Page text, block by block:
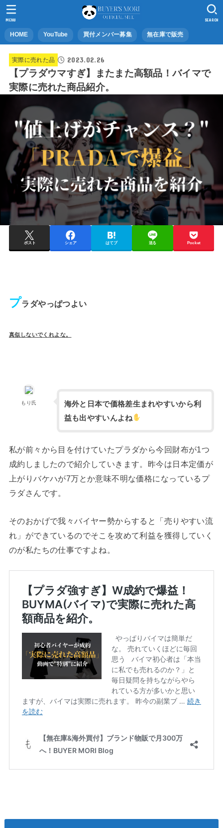
HOME YouTube 買付メンバー募集 無在庫で販売
SEARCH
MENU
実際に売れた品 2023.02.26
【プラダウマすぎ】またまた高額品！バイマで
実際に売れた商品紹介。
ポスト シェア はてブ 送る Pocket
プラダやっぱつよい
真似しないでくれよな。
もり氏
海外と日本で価格差生まれやすいから利
益も出やすいんよね
私が前々から目を付けていたプラダから今回財布が1つ
成約しましたので紹介していきます。昨今は日本定価が
上がりバケハが7万とか意味不明な価格になっているプ
ラダさんです。
そのおかげで我々バイヤー勢からすると「売りやすい流
れ」ができているのでそこを攻めて利益を獲得していく
のが私たちの仕事ですよね。